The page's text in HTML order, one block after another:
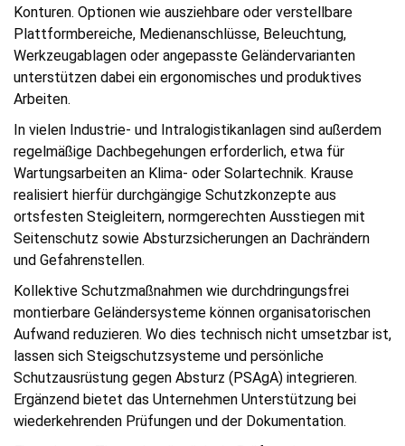
Konturen. Optionen wie ausziehbare oder verstellbare
Plattformbereiche, Medienanschlüsse, Beleuchtung,
Werkzeugablagen oder angepasste Geländervarianten
unterstützen dabei ein ergonomisches und produktives
Arbeiten.
In vielen Industrie- und Intralogistikanlagen sind außerdem
regelmäßige Dachbegehungen erforderlich, etwa für
Wartungsarbeiten an Klima- oder Solartechnik. Krause
realisiert hierfür durchgängige Schutzkonzepte aus
ortsfesten Steigleitern, normgerechten Ausstiegen mit
Seitenschutz sowie Absturzsicherungen an Dachrändern
und Gefahrenstellen.
Kollektive Schutzmaßnahmen wie durchdringungsfrei
montierbare Geländersysteme können organisatorischen
Aufwand reduzieren. Wo dies technisch nicht umsetzbar ist,
lassen sich Steigschutzsysteme und persönliche
Schutzausrüstung gegen Absturz (PSAgA) integrieren.
Ergänzend bietet das Unternehmen Unterstützung bei
wiederkehrenden Prüfungen und der Dokumentation.